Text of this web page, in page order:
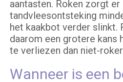
aantasten. Roken zorgt
tandvleesontsteking
het kaakbot verder slinkt.
daarom een grotere kans
te verliezen dan niet-
Wanneer is een